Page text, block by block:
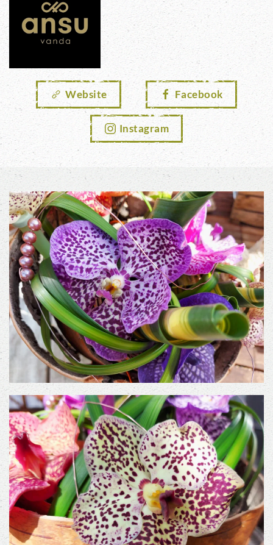
Website Facebook
Instagram